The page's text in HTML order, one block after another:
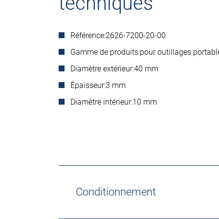
Référence:2626-7200-20-00
Gamme de produits:pour outillages
Diamètre extérieur:40 mm
Épaisseur:3 mm
Diamètre intérieur:10 mm
Conditionnement